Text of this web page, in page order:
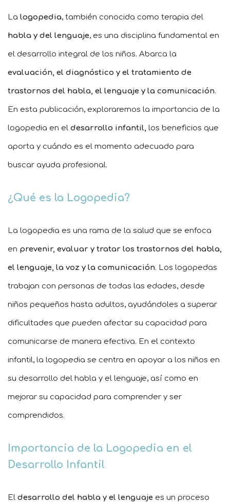
La logopedia, también conocida como terapia del
habla y del lenguaje, es una disciplina fundamental en
el desarrollo integral de los niños. Abarca la
evaluación, el diagnóstico y el tratamiento de
trastornos del habla, el lenguaje y la comunicación.
En esta publicación, exploraremos la importancia de la
logopedia en el desarrollo infantil, los beneficios que
aporta y cuándo es el momento adecuado para
buscar ayuda profesional.
¿Qué es la Logopedia?
La logopedia es una rama de la salud que se enfoca
en prevenir, evaluar y tratar los trastornos del habla,
el lenguaje, la voz y la comunicación. Los logopedas
trabajan con personas de todas las edades, desde
niños pequeños hasta adultos, ayudándoles a superar
dificultades que pueden afectar su capacidad para
comunicarse de manera efectiva. En el contexto
infantil, la logopedia se centra en apoyar a los niños en
su desarrollo del habla y el lenguaje, así como en
mejorar su capacidad para comprender y ser
comprendidos.
Importancia de la Logopedia en el
Desarrollo Infantil
El desarrollo del habla y el lenguaje es un proceso